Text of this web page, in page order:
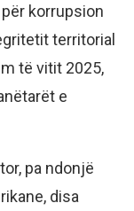
korrupsion
territorial
të vitit 2025,
e
pa ndonjë
disa